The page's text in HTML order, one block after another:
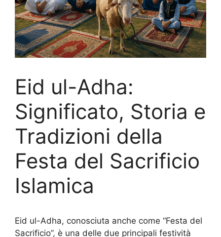
Eid ul-Adha:
Significato, Storia e
Tradizioni della
Festa del Sacrificio
Islamica
Eid ul-Adha, conosciuta anche come “Festa del
Sacrificio”, è una delle due principali festività